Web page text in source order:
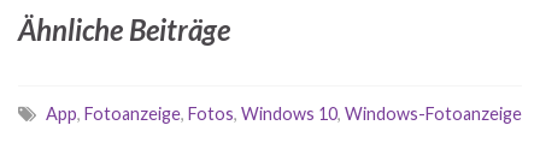
Ähnliche Beiträge
App, Fotoanzeige, Fotos, Windows 10, Windows-Fotoanzeige